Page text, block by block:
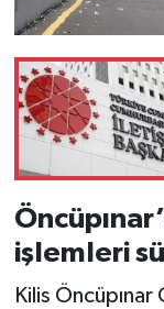
işlemleri
Kilis Öncüpınar